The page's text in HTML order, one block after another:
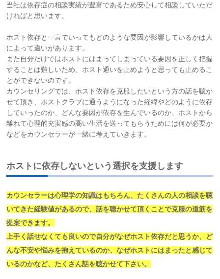
当社は依存症の相談実績が豊富であるため安心して相談していただ
ければと思います。
ホスト依存と一言でいってもどのような要因が影響しているかは人
によって違いがあります。
また自分だけではホストにはまってしまっている要因を正しく把握
することは難しいため、ホスト通いを止めようと思っても止めるこ
とができないのです。
カウンセリングでは、ホスト依存を克服したいという方の話を聴か
せて頂き、ホストクラブに通うようになった経緯やどのように依存
していったのか、どんな要因が依存を生んでいるのか、ホストから
離れて心理的充実感の高い生活を送ってもらうためには何が必要か
などをカウンセラーが一緒に考えていきます。
ホストに依存しないという選択を支援します
カウンセラーは心理学の知識はもちろん、たくさんの人の相談を聴
いてきた経験値があるので、話を聴かせて頂くことで克服の道筋を
提案できます。
上手く話せなくても良いので自分がなぜホスト依存だと思うか、ど
んな不安や悩みを抱えているのか、なぜホストにはまったと感じて
いるのかなど、たくさん話を聴かせて下さい。